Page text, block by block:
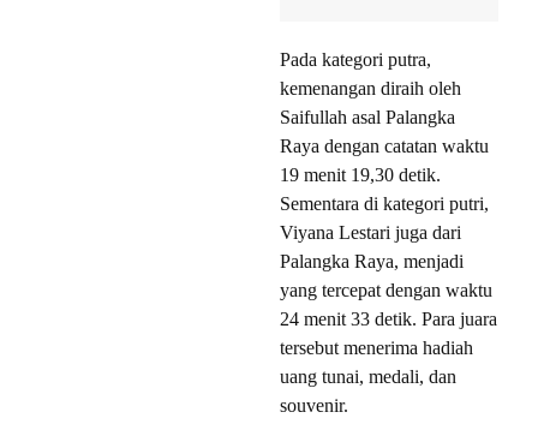
Pada kategori putra,
kemenangan diraih oleh
Saifullah asal Palangka
Raya dengan catatan waktu
19 menit 19,30 detik.
Sementara di kategori putri,
Viyana Lestari juga dari
Palangka Raya, menjadi
yang tercepat dengan waktu
24 menit 33 detik. Para juara
tersebut menerima hadiah
uang tunai, medali, dan
souvenir.